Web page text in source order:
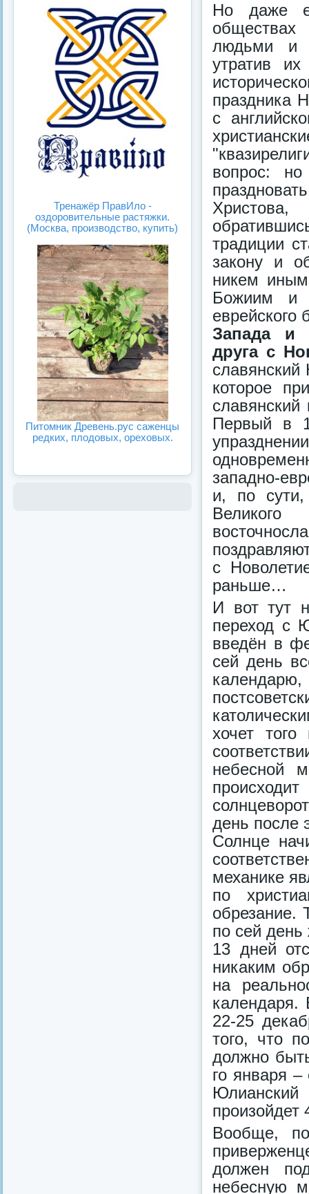
Но даже
людьми и
утратив
праздника
с
вопрос:
традиции
закону и
никем
Божиим и
еврейского
Запада и
друга с
которое
Первый в
западно-
и, по
с
раньше…
И вот тут
переход с
введён в
сей день
хочет
небесной
день после
Солнце
механике
по
обрезание.
по сей
13 дней
никаким
на
календаря.
22-25
того, что
должно
го января –
произойдет
Вообще,
должен
небесную
Тренажёр ПравИло -
оздоровительные растяжки.
(Москва, производство, купить)
Питомник Древень.рус саженцы
редких, плодовых, ореховых.